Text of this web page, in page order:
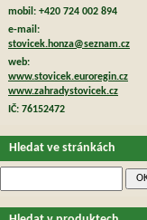
mobil: +420 724 002 894
e-mail:
stovicek.honza@seznam.cz
web:
www.stovicek.euroregin.cz
www.zahradystovicek.cz
IČ: 76152472
Hledat ve stránkách